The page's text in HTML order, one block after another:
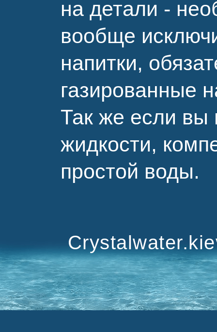
на детали -
вообще
напитки,
газированные
Так же если вы
жидкости,
простой воды.